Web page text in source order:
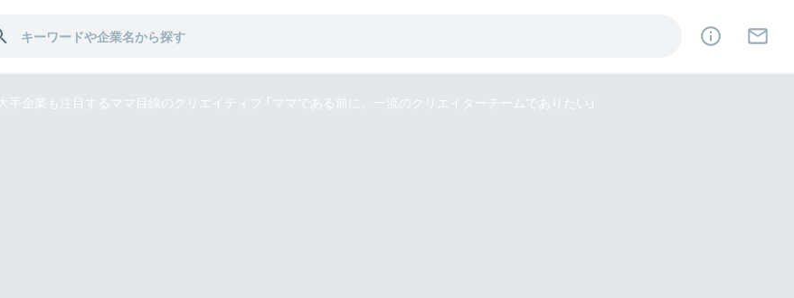
大手企業も注目するママ目線のクリエイティブ 「ママである前に、一流のクリエイターチームでありたい」